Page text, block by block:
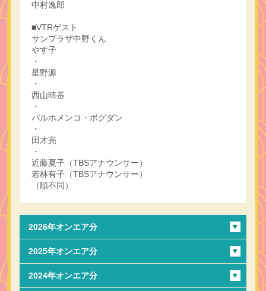
中村逸郎
■VTRゲスト
サンプラザ中野くん
やす子
・
星野源
・
西山晴基
・
パルホメンコ・ボグダン
・
田才亮
・
近藤夏子（TBSアナウンサー）
若林有子（TBSアナウンサー）
（順不同）
2026年オンエア分
2025年オンエア分
2024年オンエア分